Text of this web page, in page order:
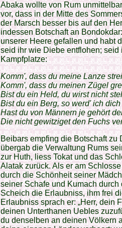
Abaka wollte von Rum
vor, dass in der Mitte des
der Marsch besser bis auf den
indessen Botschaft an
unserer Heere gefallen und habt
seid ihr wie Diebe entflohen; seid
Kampfplatze:
Komm', dass du meine Lanze
Komm', dass du meinen Zügel
Bist du ein Held, du wirst nicht
Bist du ein Berg, so werd' ich
Hast du von Männern je gehört
Die nicht gewitziget den Fuchs
Beibars empfing die Botschaft zu
übergab die Verwaltung Rums
zur Huth, liess Tokat und das
Alatak zurück. Als er am
durch die Schönheit seiner
seiner Schafe und Kumach
Scheich die Erlaubniss, ihm frei
Erlaubniss sprach er: „Herr, dein
deinen Unterthanen Uebles
du denselben an deinen Völkern